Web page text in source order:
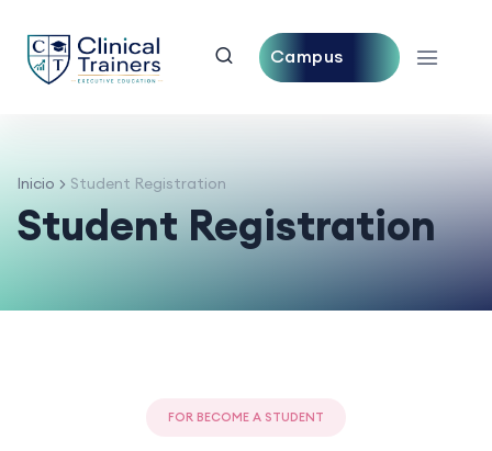
Campus
Inicio Student Registration
Student Registration
FOR BECOME A STUDENT